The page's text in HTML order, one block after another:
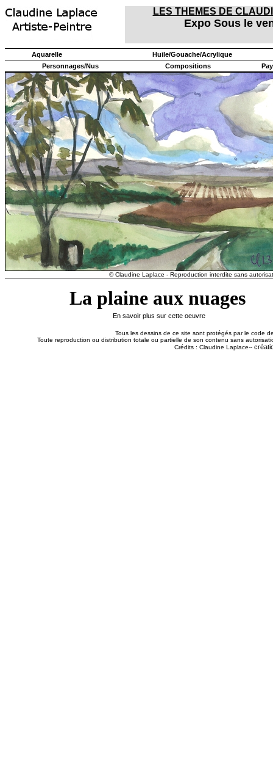
LES THEMES DE
Expo Sous le
Aquarelle
Huile/Gouache/Acrylique
Personnages/Nus
Compositions
© Claudine Laplace - Reproduction interdite sans
La plaine aux nuages
En savoir plus sur cette oeuvre
Tous les dessins de ce site sont protégés par le code
Toute reproduction ou distribution totale ou partielle de son contenu sans
Crédits : Claudine Laplace--